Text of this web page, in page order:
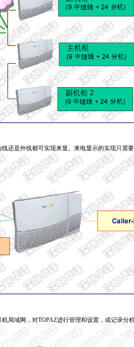
线还是外线都可实现来显。来电显示的实现只需
机局域网，对TOPAZ进行管理和设置，或记录分